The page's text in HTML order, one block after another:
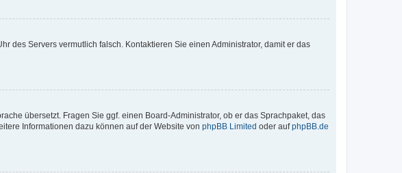
des Servers vermutlich falsch. Kontaktieren Sie einen Administrator, damit er das
übersetzt. Fragen Sie ggf. einen Board-Administrator, ob er das Sprachpaket, das
Informationen dazu können auf der Website von phpBB Limited oder aufphpBB.de